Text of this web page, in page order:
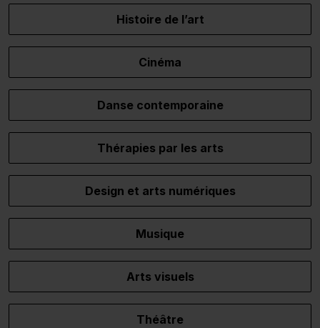
Histoire de l’art
Cinéma
Danse contemporaine
Thérapies par les arts
Design et arts numériques
Musique
Arts visuels
Théâtre